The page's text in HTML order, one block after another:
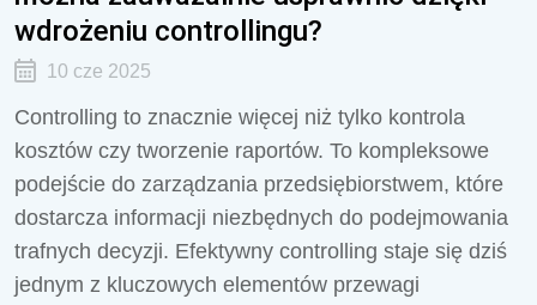
wdrożeniu controllingu?
10 cze 2025
Controlling to znacznie więcej niż tylko kontrola
kosztów czy tworzenie raportów. To kompleksowe
podejście do zarządzania przedsiębiorstwem, które
dostarcza informacji niezbędnych do podejmowania
trafnych decyzji. Efektywny controlling staje się dziś
jednym z kluczowych elementów przewagi